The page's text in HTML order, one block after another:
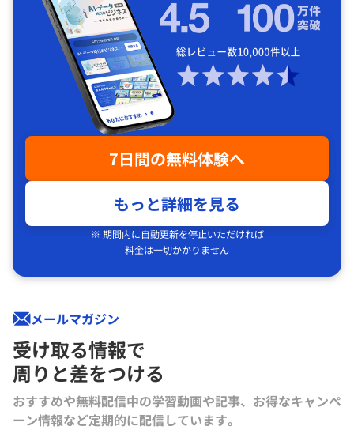
7日間の無料体験へ
もっと詳細を見る
※ 期間内に自動更新を停止いただければ
料金は一切かかりません
メールマガジン
受け取る情報で
周りと差をつける
おすすめや無料配信中の学習動画や記事、お得なキャンペ
ーン情報など定期的に配信しています。